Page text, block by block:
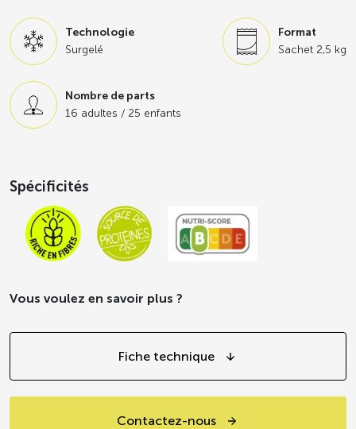
Technologie
Surgelé
Format
Sachet 2,5 kg
Nombre de parts
16 adultes / 25 enfants
Spécificités
Vous voulez en savoir plus ?
Fiche technique
Contactez-nous